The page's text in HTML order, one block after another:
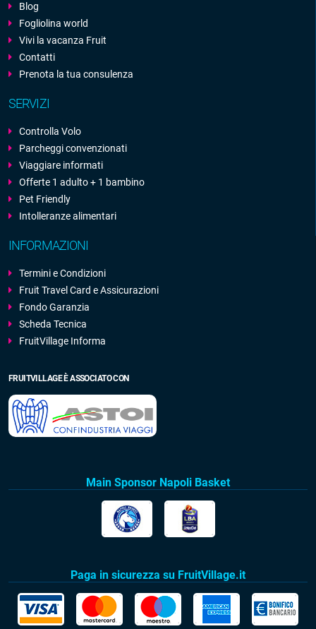
Blog
Fogliolina world
Vivi la vacanza Fruit
Contatti
Prenota la tua consulenza
SERVIZI
Controlla Volo
Parcheggi convenzionati
Viaggiare informati
Offerte 1 adulto + 1 bambino
Pet Friendly
Intolleranze alimentari
INFORMAZIONI
Termini e Condizioni
Fruit Travel Card e Assicurazioni
Fondo Garanzia
Scheda Tecnica
FruitVillage Informa
FRUITVILLAGE È ASSOCIATO CON
Main Sponsor Napoli Basket
Paga in sicurezza su FruitVillage.it